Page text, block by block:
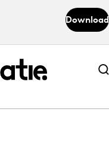
Download
Abonneer nu
Abonneer nu